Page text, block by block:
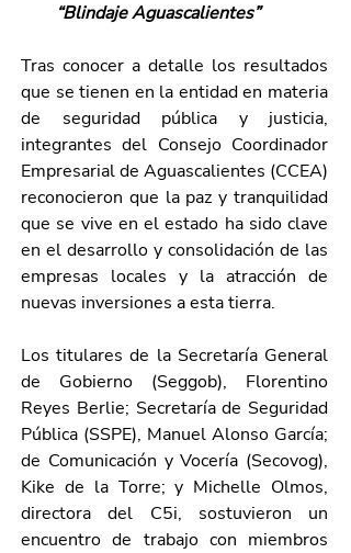
“Blindaje Aguascalientes”
Tras conocer a detalle los resultados
que se tienen en la entidad en materia
de seguridad pública y justicia,
integrantes del Consejo Coordinador
Empresarial de Aguascalientes (CCEA)
reconocieron que la paz y tranquilidad
que se vive en el estado ha sido clave
en el desarrollo y consolidación de las
empresas locales y la atracción de
nuevas inversiones a esta tierra.
Los titulares de la Secretaría General
de Gobierno (Seggob), Florentino
Reyes Berlie; Secretaría de Seguridad
Pública (SSPE), Manuel Alonso García;
de Comunicación y Vocería (Secovog),
Kike de la Torre; y Michelle Olmos,
directora del C5i, sostuvieron un
encuentro de trabajo con miembros